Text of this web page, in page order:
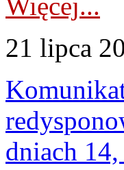
21 lipca
dniach